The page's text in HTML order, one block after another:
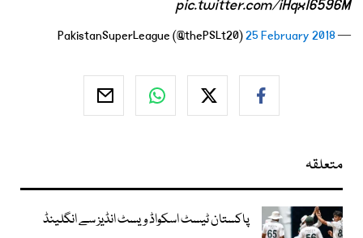
pic.twitter.com/iHqxI6596M
— PakistanSuperLeague (@thePSLt20)
25 February 2018
متعلقہ
پاکستان ٹیسٹ اسکواڈ ویسٹ انڈیز سے انگلینڈ